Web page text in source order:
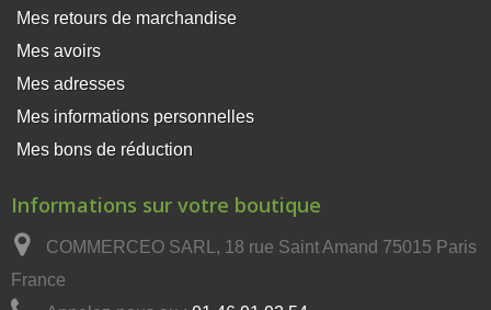
Mes retours de marchandise
Mes avoirs
Mes adresses
Mes informations personnelles
Mes bons de réduction
Informations sur votre boutique
COMMERCEO SARL, 18 rue Saint Amand 75015 Paris
France
cookies
Notre site Web utilise des cookies pour
améliorer l'expérience utilisateur. En utilisant
notre site Web, vous acceptez tous les cookies